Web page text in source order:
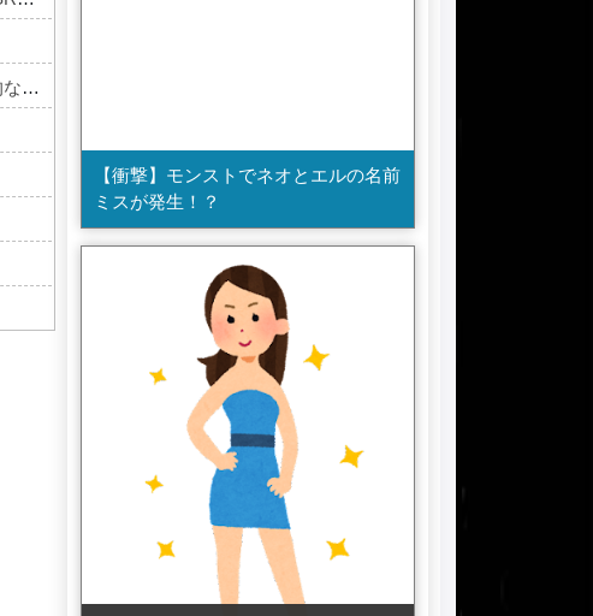
【アニメ】『ヤニねこ』の喫煙や覚醒剤の注射シーン、青少年への影響をめぐってBPOで問題視「社会的な問題になっている時に紛らわしいことをするな」
【衝撃】モンストでネオとエルの名前
ミスが発生！？